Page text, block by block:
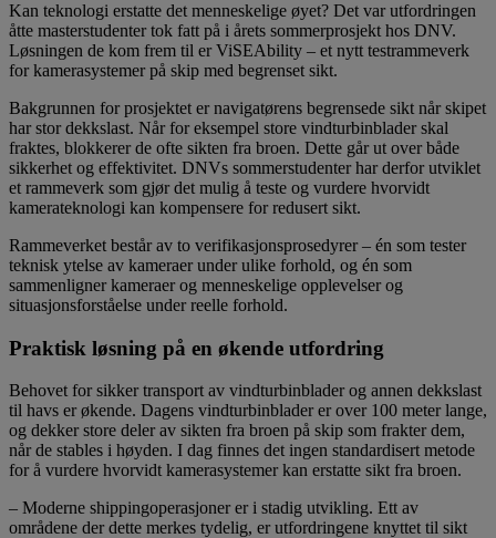
Kan teknologi erstatte det menneskelige øyet? Det var utfordringen
åtte masterstudenter tok fatt på i årets sommerprosjekt hos DNV.
Løsningen de kom frem til er ViSEAbility – et nytt testrammeverk
for kamerasystemer på skip med begrenset sikt.
Bakgrunnen for prosjektet er navigatørens begrensede sikt når skipet
har stor dekkslast. Når for eksempel store vindturbinblader skal
fraktes, blokkerer de ofte sikten fra broen. Dette går ut over både
sikkerhet og effektivitet. DNVs sommerstudenter har derfor utviklet
et rammeverk som gjør det mulig å teste og vurdere hvorvidt
kamerateknologi kan kompensere for redusert sikt.
Rammeverket består av to verifikasjonsprosedyrer – én som tester
teknisk ytelse av kameraer under ulike forhold, og én som
sammenligner kameraer og menneskelige opplevelser og
situasjonsforståelse under reelle forhold.
Praktisk løsning på en økende utfordring
Behovet for sikker transport av vindturbinblader og annen dekkslast
til havs er økende. Dagens vindturbinblader er over 100 meter lange,
og dekker store deler av sikten fra broen på skip som frakter dem,
når de stables i høyden. I dag finnes det ingen standardisert metode
for å vurdere hvorvidt kamerasystemer kan erstatte sikt fra broen.
– Moderne shippingoperasjoner er i stadig utvikling. Ett av
områdene der dette merkes tydelig, er utfordringene knyttet til sikt